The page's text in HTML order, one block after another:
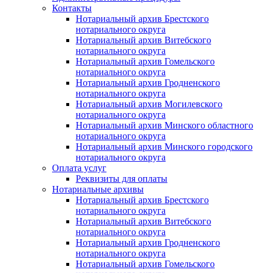
Контакты
Нотариальный архив Брестского
нотариального округа
Нотариальный архив Витебского
нотариального округа
Нотариальный архив Гомельского
нотариального округа
Нотариальный архив Гродненского
нотариального округа
Нотариальный архив Могилевского
нотариального округа
Нотариальный архив Минского областного
нотариального округа
Нотариальный архив Минского городского
нотариального округа
Оплата услуг
Реквизиты для оплаты
Нотариальные архивы
Нотариальный архив Брестского
нотариального округа
Нотариальный архив Витебского
нотариального округа
Нотариальный архив Гродненского
нотариального округа
Нотариальный архив Гомельского